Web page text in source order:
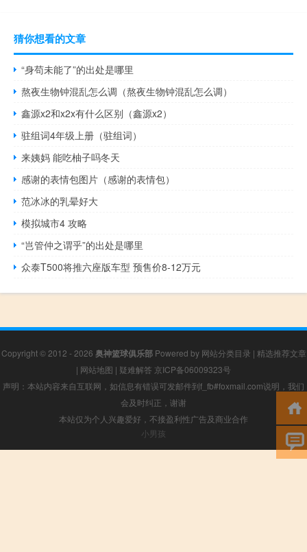
猜你想看的文章
“身苟未能了”的出处是哪里
熬夜生物钟混乱怎么调（熬夜生物钟混乱怎么调）
鑫源x2和x2x有什么区别（鑫源x2）
驻组词4年级上册（驻组词）
来姨妈 能吃柚子吗冬天
感谢的表情包图片（感谢的表情包）
范冰冰的乳晕好大
模拟城市4 攻略
“岂管仲之谓乎”的出处是哪里
众泰T500将推六座版车型 预售价8-12万元
Copyright © 2012 - 2026 奥神篮球俱乐部Powered by 网站分类目录 | 精选推荐文章
| 网站地图 | 疑难解答 京ICP备06009323号
声明：本站内容来自互联网，如信息有错误可发邮件到f_fb#foxmail.com说明，我们
会及时纠正，谢谢
本站仅为个人兴趣爱好，不接盈利性广告及商业合作
小男孩